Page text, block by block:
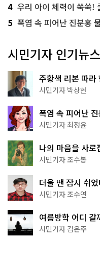
4 우리 아이 체력이 쑥쑥!
5 폭염 속 피어난 진분홍
시민기자 인기뉴스
주황색 리본 따
서울둘레길 15코스
시민기자 박상현
폭염 속 피어난
무 명소
시민기자 최정윤
나의 마음을 사
상작 공개!
시민기자 조수봉
더울 땐 잠시 쉬
·무더위쉼터까지
시민기자 조수연
여름방학 어디 갈
추천
시민기자 김은주